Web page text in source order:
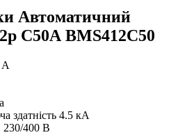
Автоматичний
С50А BMS412C50
А
здатність 4.5 кА
230/400 В